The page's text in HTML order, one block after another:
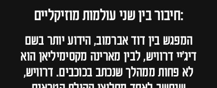
:חיבור בין שני עולמות מוזיקליים
המפגש בין דוד אברמוב, הידוע יותר בשם
דיג'יי דרוויש, לבין מארינה מקסימיליאן הוא
לא פחות ממהלך שנכתב בכוכבים. דרוויש,